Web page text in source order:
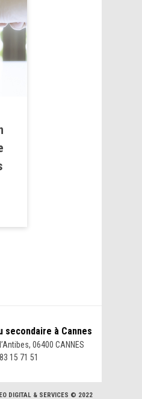
secondaire à Cannes
06400 CANNES
15 71 51
DIGITAL & SERVICES © 2022